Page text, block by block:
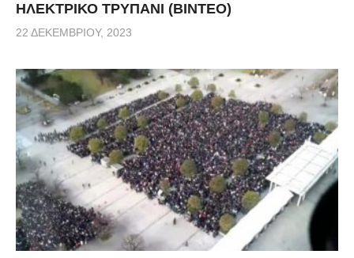
ΗΛΕΚΤΡΙΚΟ ΤΡΥΠΑΝΙ (ΒΙΝΤΕΟ)
22 ΔΕΚΕΜΒΡΊΟΥ, 2023